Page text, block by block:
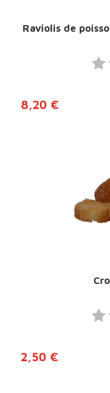
Raviolis de
8,20 €
2,50 €